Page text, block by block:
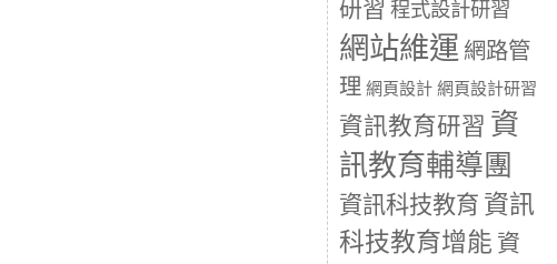
研習 程式設計研習
網站維運 網路管
理 網頁設計 網頁設計研習
資訊教育研習 資
訊教育輔導團
資訊科技教育 資訊
科技教育增能 資